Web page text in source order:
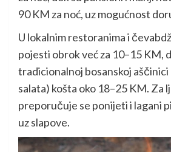
90 KM za noć, uz mogućnost
U lokalnim restoranima i
pojesti obrok već za 10–15 KM,
tradicionalnoj bosanskoj aščinici
salata) košta oko 18–25 KM. Za
preporučuje se ponijeti i lagani
uz slapove.